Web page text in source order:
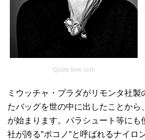
Quote:time.com
ミウッチャ・プラダがリモンタ社製
たバッグを世の中に出したことから
が始まります。パラシュート等にも
社が誇る”ポコノ”と呼ばれるナイロ